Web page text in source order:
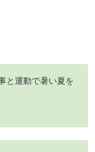
と運動で暑い夏を